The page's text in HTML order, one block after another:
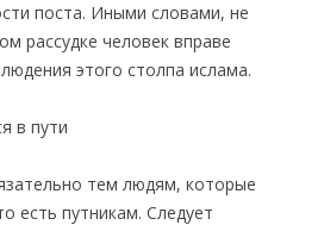
поста. Иными словами, не
рассудке человек вправе
этого столпа ислама.
в пути
тем людям, которые
есть путникам. Следует